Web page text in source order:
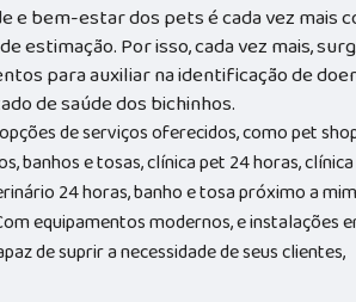
e bem-estar dos pets é cada vez mais
estimação. Por isso, cada vez mais,
para auxiliar na identificação de
de saúde dos bichinhos.
de serviços oferecidos, como pet
banhos e tosas, clínica pet 24 horas, clínica
24 horas, banho e tosa próximo a
equipamentos modernos, e instalações
de suprir a necessidade de seus clientes,